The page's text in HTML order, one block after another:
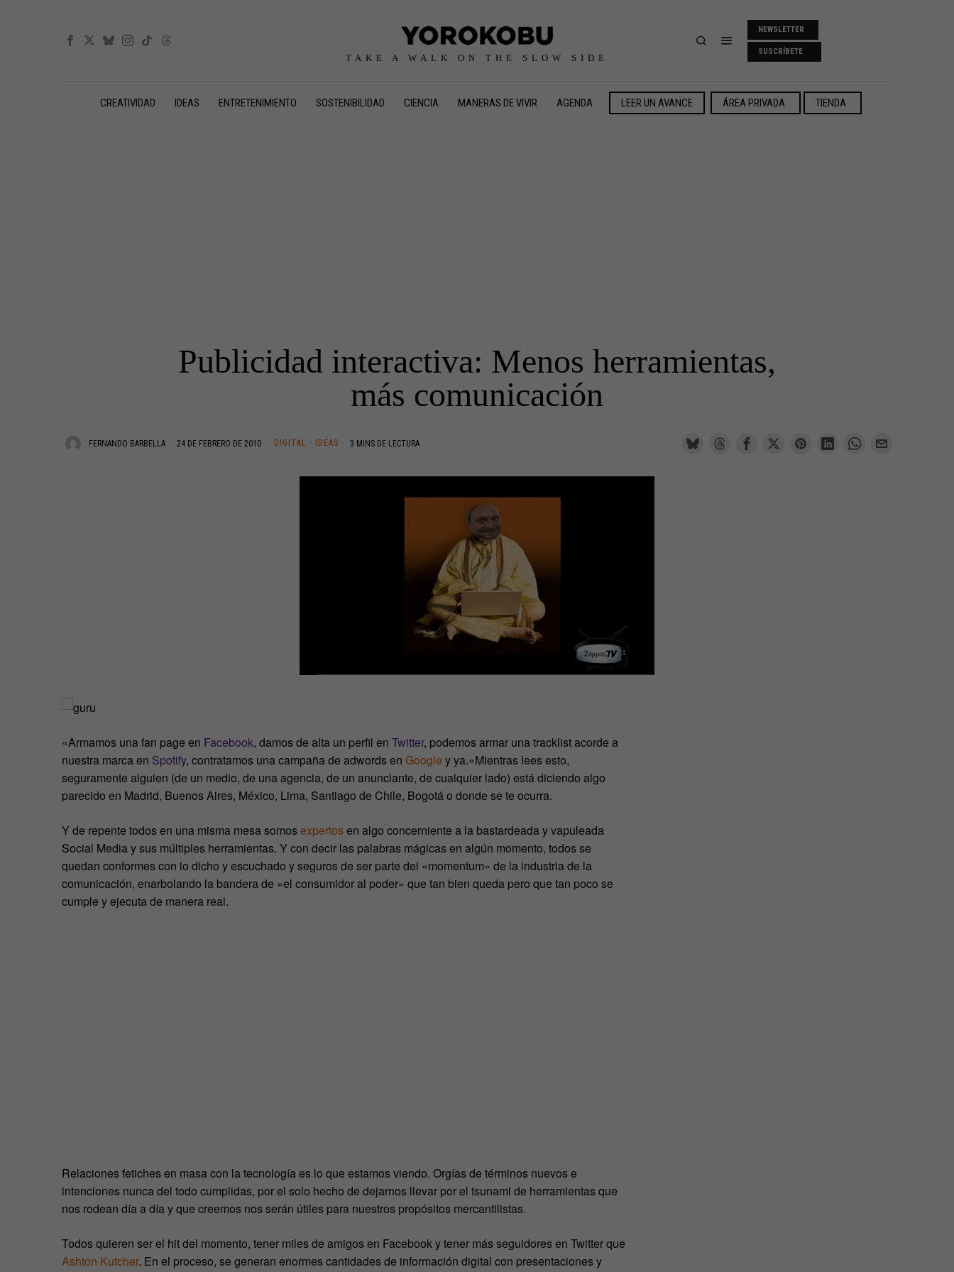
TAKE A WALK ON THE SLOW SIDE
NEWSLETTER
SUSCRÍBETE
CREATIVIDAD IDEAS ENTRETENIMIENTO SOSTENIBILIDAD CIENCIA MANERAS DE VIVIR AGENDA LEER UN AVANCE ÁREA PRIVADA TIENDA
Publicidad interactiva: Menos herramientas,
más comunicación
FERNANDO BARBELLA 24 DE FEBRERO DE 2010 DIGITAL · IDEAS 3 MINS DE LECTURA
«Armamos una fan page en Facebook, damos de alta un perfil en Twitter, podemos armar una tracklist acorde a
nuestra marca en Spotify, contratamos una campaña de adwords en Google y ya.»Mientras lees esto,
seguramente alguien (de un medio, de una agencia, de un anunciante, de cualquier lado) está diciendo algo
parecido en Madrid, Buenos Aires, México, Lima, Santiago de Chile, Bogotá o donde se te ocurra.
Y de repente todos en una misma mesa somosexpertosen algo concerniente a la bastardeada y vapuleada
Social Media y sus múltiples herramientas. Y con decir las palabras mágicas en algún momento, todos se
quedan conformes con lo dicho y escuchado y seguros de ser parte del «momentum» de la industria de la
comunicación, enarbolando la bandera de «el consumidor al poder» que tan bien queda pero que tan poco se
cumple y ejecuta de manera real.
Relaciones fetiches en masa con la tecnología es lo que estamos viendo. Orgías de términos nuevos e
intenciones nunca del todo cumplidas, por el solo hecho de dejarnos llevar por el tsunami de herramientas que
nos rodean día a día y que creemos nos serán útiles para nuestros propósitos mercantilistas.
Todos quieren ser el hit del momento, tener miles de amigos en Facebook y tener más seguidores en Twitter que
Ashton Kutcher. En el proceso, se generan enormes cantidades de información digital con presentaciones y